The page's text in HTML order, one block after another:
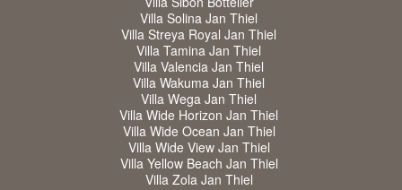
Villa Solina Jan Thiel
Villa Streya Royal Jan Thiel
Villa Tamina Jan Thiel
Villa Valencia Jan Thiel
Villa Wakuma Jan Thiel
Villa Wega Jan Thiel
Villa Wide Horizon Jan Thiel
Villa Wide Ocean Jan Thiel
Villa Wide View Jan Thiel
Villa Yellow Beach Jan Thiel
Villa Zola Jan Thiel